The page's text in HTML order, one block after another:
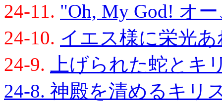
24-11. "Oh, My God! オ
24-10. イエス様に栄光あ
24-9.
上げられた蛇とキ
24-8. 神殿を清めるキリ